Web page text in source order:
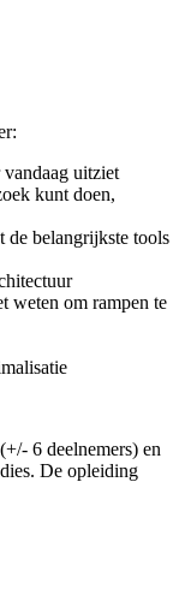
vandaag uitziet
kunt doen,
de belangrijkste tools
weten om rampen te
6 deelnemers) en
De opleiding